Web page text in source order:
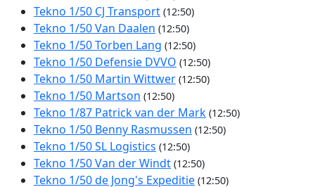
Tekno 1/50 CJ Transport (12:50)
Tekno 1/50 Van Daalen (12:50)
Tekno 1/50 Torben Lang (12:50)
Tekno 1/50 Defensie DVVO (12:50)
Tekno 1/50 Martin Wittwer (12:50)
Tekno 1/50 Martson (12:50)
Tekno 1/87 Patrick van der Mark (12:50)
Tekno 1/50 Benny Rasmussen (12:50)
Tekno 1/50 SL Logistics (12:50)
Tekno 1/50 Van der Windt (12:50)
Tekno 1/50 de Jong's Expeditie (12:50)